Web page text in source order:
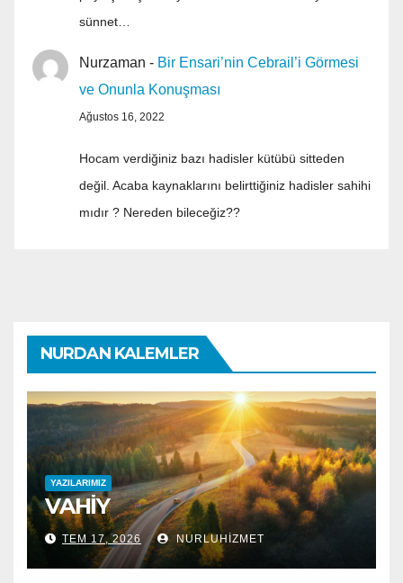
sünnet…
Nurzaman - Bir Ensari’nin Cebrail’i Görmesi
ve Onunla Konuşması
Ağustos 16, 2022
Hocam verdiğiniz bazı hadisler kütübü sitteden
değil. Acaba kaynaklarını belirttiğiniz hadisler sahihi
mıdır ? Nereden bileceğiz??
NURDAN KALEMLER
YAZILARIMIZ
VAHİY
TEM 17, 2026 NURLUHIZMET